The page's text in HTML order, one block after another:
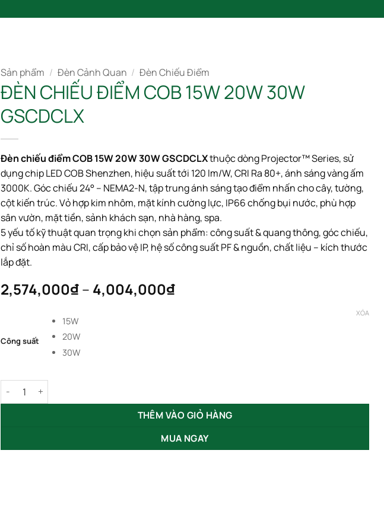
Sản phẩm / Đèn Cảnh Quan / Đèn Chiếu Điểm
ĐÈN CHIẾU ĐIỂM COB 15W 20W 30W
GSCDCLX
Đèn chiếu điểm COB 15W 20W 30W GSCDCLXthuộc dòng Projector™ Series, sử
dụng chip LED COB Shenzhen, hiệu suất tới 120 lm/W, CRI Ra 80+, ánh sáng vàng ấm
3000K. Góc chiếu 24° – NEMA2-N, tập trung ánh sáng tạo điểm nhấn cho cây, tường,
cột kiến trúc. Vỏ hợp kim nhôm, mặt kính cường lực, IP66 chống bụi nước, phù hợp
sân vườn, mặt tiền, sảnh khách sạn, nhà hàng, spa.
5 yếu tố kỹ thuật quan trọng khi chọn sản phẩm: công suất & quang thông, góc chiếu,
chỉ số hoàn màu CRI, cấp bảo vệ IP, hệ số công suất PF & nguồn, chất liệu – kích thước
lắp đặt.
2,574,000₫– 4,004,000₫Khoảng
Công suất
15W
20W
30W
XÓA
Đèn Chiếu Điểm COB 15W 20W 30W GSCDCLX số lượng
THÊM VÀO GIỎ HÀNG
MUA NGAY